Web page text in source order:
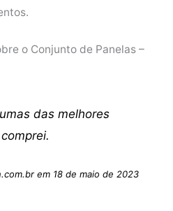
o Conjunto de Panelas –
das melhores
em 18 de maio de 2023